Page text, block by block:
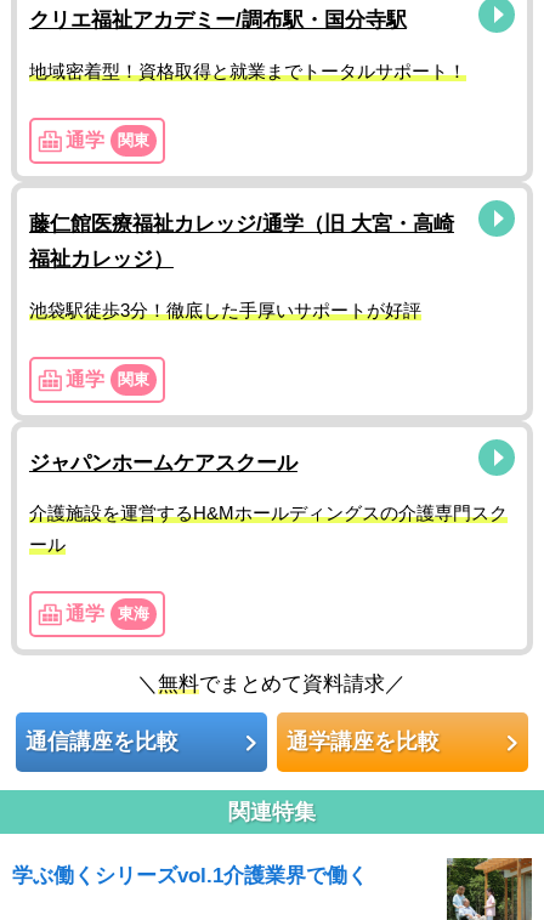
クリエ福祉アカデミー/調布駅・国分寺駅
地域密着型！資格取得と就業までトータルサポート！
通学 関東
藤仁館医療福祉カレッジ/通学（旧 大宮・高崎
福祉カレッジ）
池袋駅徒歩3分！徹底した手厚いサポートが好評
通学 関東
ジャパンホームケアスクール
介護施設を運営するH&Mホールディングスの介護専門スク
ール
通学 東海
＼無料でまとめて資料請求／
通信講座を比較 通学講座を比較
関連特集
学ぶ働くシリーズvol.1介護業界で働く